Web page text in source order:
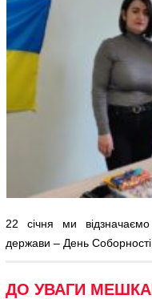
22 січня ми
держави – День
ДО УВАГИ